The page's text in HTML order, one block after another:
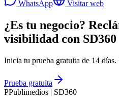
WhatsApp Visitar web
¿Es tu negocio?
visibilidad con SD360
Inicia tu prueba gratuita de 14
Prueba gratuita
PPublimedios | SD360